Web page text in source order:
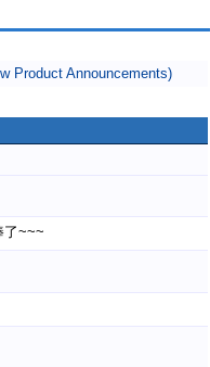
Product Announcements)
了~~~